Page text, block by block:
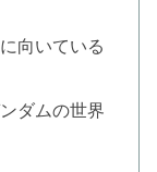
向いている
ダムの世界